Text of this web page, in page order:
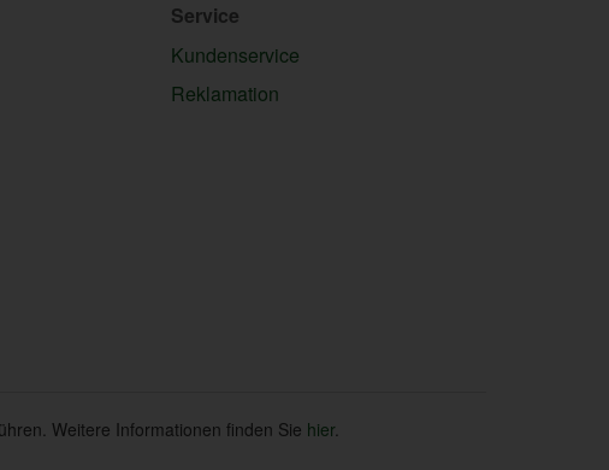
Service
Kundenservice
Reklamation
Weitere Informationen finden Sie hier.